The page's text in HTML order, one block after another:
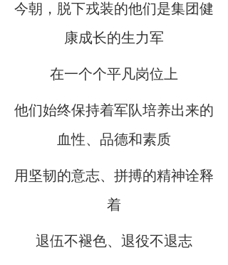
今朝，脱下戎装的他们是集团健
康成长的生力军
在一个个平凡岗位上
他们始终保持着军队培养出来的
血性、品德和素质
用坚韧的意志、拼搏的精神诠释
着
退伍不褪色、退役不退志